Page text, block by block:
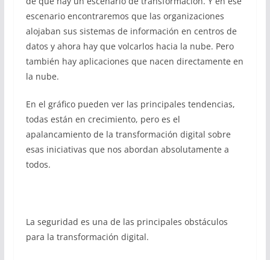
escenario encontraremos que las organizaciones
alojaban sus sistemas de información en centros de
datos y ahora hay que volcarlos hacia la nube. Pero
también hay aplicaciones que nacen directamente en
la nube.
En el gráfico pueden ver las principales tendencias,
todas están en crecimiento, pero es el
apalancamiento de la transformación digital sobre
esas iniciativas que nos abordan absolutamente a
todos.
La seguridad es una de las principales obstáculos
para la transformación digital.